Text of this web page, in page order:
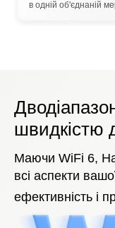
в одній об'єднаній
швидкістю
Маючи WiFi 6,
всі аспекти
ефективність і